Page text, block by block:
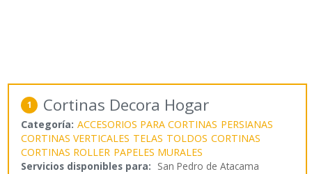
1 Cortinas Decora Hogar
Categoría: ACCESORIOS PARA CORTINAS PERSIANAS
CORTINAS VERTICALES TELAS TOLDOS CORTINAS
CORTINAS ROLLER PAPELES MURALES
Servicios disponibles para: San Pedro de Atacama